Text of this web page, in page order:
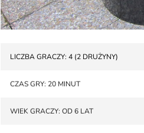
LICZBA GRACZY: 4 (2 DRUŻYNY)
CZAS GRY: 20 MINUT
WIEK GRACZY: OD 6 LAT